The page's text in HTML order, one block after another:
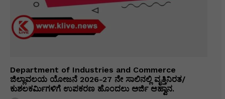
Department of Industries and Commerce
ಜಿಲ್ಲಾವಲಯ ಯೋಜನೆ 2026-27 ನೇ ಸಾಲಿನಲ್ಲಿ ವೃತ್ತಿನಿರತ/
ಕುಶಲಕರ್ಮಿಗಳಿಗೆ ಉಪಕರಣ ಹೊಂದಲು ಅರ್ಜಿ ಆಹ್ವಾನ.